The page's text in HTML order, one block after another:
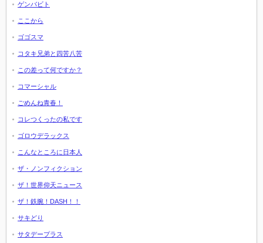
ゲンバビト
ここから
ゴゴスマ
コタキ兄弟と四苦八苦
この差って何ですか？
コマーシャル
ごめんね青春！
コレつくったの私です
ゴロウデラックス
こんなところに日本人
ザ・ノンフィクション
ザ！世界仰天ニュース
ザ！鉄腕！DASH！！
サキどり
サタデープラス